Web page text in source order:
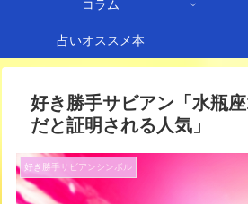
コラム
占いオススメ本
好き勝手サビアン「水瓶
だと証明される人気」
好き勝手サビアンシンボル